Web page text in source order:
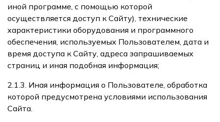
иной программе, с помощью которой
осуществляется доступ к Сайту), технические
характеристики оборудования и программного
обеспечения, используемых Пользователем, дата и
время доступа к Сайту, адреса запрашиваемых
страниц и иная подобная информация;
2.1.3. Иная информация о Пользователе, обработка
которой предусмотрена условиями использования
Сайта.